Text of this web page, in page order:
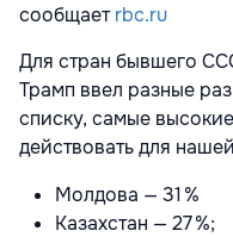
сообщаетrbc.ru
Для стран бывшего
Трамп ввел разные
списку, самые
действовать для
Молдова — 31 %
Казахстан — 27 %;